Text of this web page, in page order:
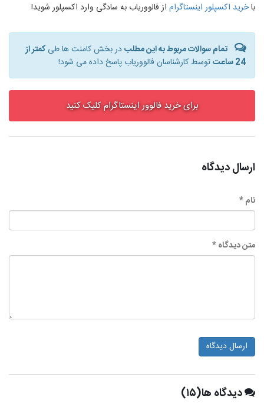
باخرید اکسپلور اینستاگرام از فالووریاب به سادگی وارد اکسپلور شوید!
تمام سوالات مربوط به این مطلبدر بخش کامنت ها طیکمتر از
24 ساعت
توسط کارشناسان فالووریاب پاسخ داده می شود!
برای خرید فالوور اینستاگرام کلیک کنید
ارسال دیدگاه
نام *
متن دیدگاه *
ارسال دیدگاه
دیدگاه ها(۱۵)